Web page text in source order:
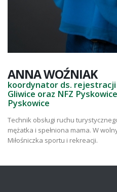
ANNAWOŹNIAK
koordynator ds. rejestracji
Gliwice oraz NFZ
Pyskowice
Technik obsługi ruchu
mężatka i spełniona mama. W
Miłośniczka sportu i rekreacji.